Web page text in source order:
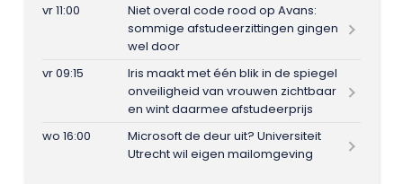
vr 11:00
Niet overal code rood op Avans:
sommige afstudeerzittingen gingen
wel door
vr 09:15
Iris maakt met één blik in de spiegel
onveiligheid van vrouwen zichtbaar
en wint daarmee afstudeerprijs
wo 16:00
Microsoft de deur uit? Universiteit
Utrecht wil eigen mailomgeving